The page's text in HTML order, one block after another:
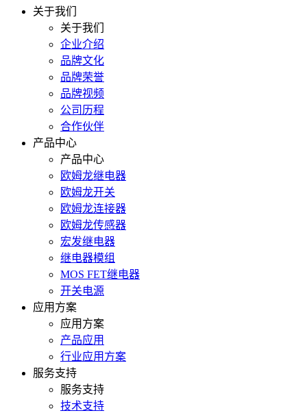
关于我们
关于我们
企业介绍
品牌文化
品牌荣誉
品牌视频
公司历程
合作伙伴
产品中心
产品中心
欧姆龙继电器
欧姆龙开关
欧姆龙连接器
欧姆龙传感器
宏发继电器
继电器模组
MOS FET继电器
开关电源
应用方案
应用方案
产品应用
行业应用方案
服务支持
服务支持
技术支持